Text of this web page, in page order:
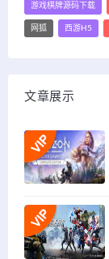
游戏棋牌源码下载
网狐 西游H5
文章展示